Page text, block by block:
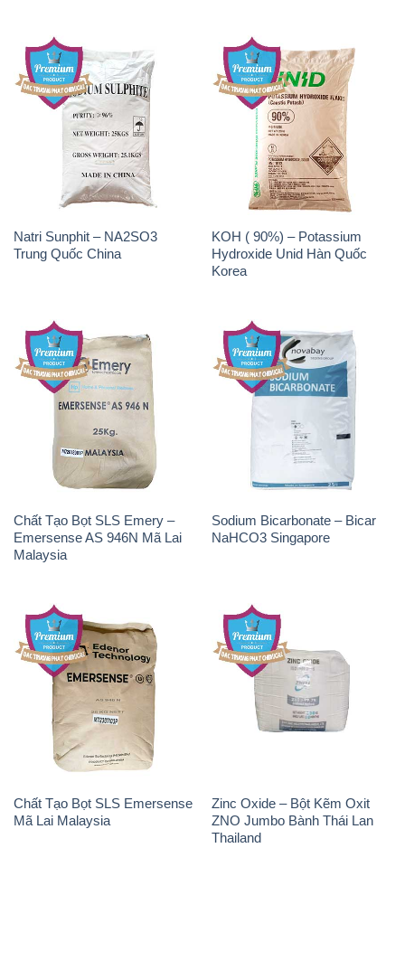
Natri Sunphit – NA2SO3
Trung Quốc China
KOH ( 90%) – Potassium
Hydroxide Unid Hàn Quốc
Korea
Chất Tạo Bọt SLS Emery –
Emersense AS 946N Mã Lai
Malaysia
Sodium Bicarbonate – Bicar
NaHCO3 Singapore
Chất Tạo Bọt SLS Emersense
Mã Lai Malaysia
Zinc Oxide – Bột Kẽm Oxit
ZNO Jumbo Bành Thái Lan
Thailand